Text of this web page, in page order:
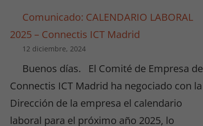
Comunicado: CALENDARIO LABORAL
2025 – Connectis ICT Madrid
12 diciembre, 2024
Buenos días. El Comité de Empresa de
Connectis ICT Madrid ha negociado con la
Dirección de la empresa el calendario
laboral para el próximo año 2025, lo